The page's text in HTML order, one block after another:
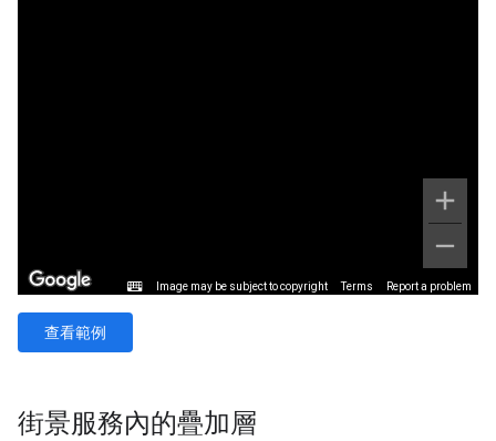
查看範例
街景服務內的疊加層